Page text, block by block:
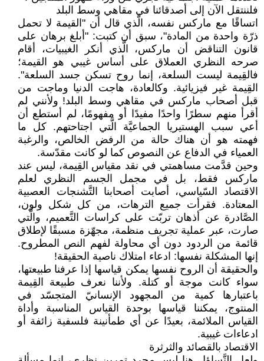
فلننتقل الآن إلى أصدقائنا في مقاهي وسط البلد
اتساقًا مع ماركس نفسه، الَّذي قال أن "القيمة لا تحمل
ذرّة واحدة من المادة"، سبق أن كتبت: "أبلغ برهان على
قانون التناقض أن ماركس، الَّذي أنكر الغيبيات، أقام
صرحه النظري العملاق على أساس غيبي هو القيمة؛
فالقِيمة ليست السلعة، إنما روح تسكن جسد السلعة".
القِيمة غير فيزيائية. وكالعادة، هاجت الدنيا وماجت من
قبل أصحاب ماركس في مقاهي وسط البلد! ولأنني لم
أقرأ منهم سطرًا واحدًا مفيدًا أو مفهومًا، لم أستطع أن
أعي سبب الهستيريا الجماعيَّة الَّتي اجتاحتهم. كل ما
فهمته هو أن هناك حالة من الرفض الخالص، والرغبة
العمياء في الدفاع عن النصوص كما لو كانت مقدّسة.
وحين قدَّمت مساهمتي في نقد مقياس القِيمة، ليس عند
ماركس فقط، بل في مجمل الجسم النظري لعلم
الاقتصاد السّياسي، أصابت أصحابنا التَّشنجات العصبية
المعتادة. فقرأت جميع الترهات، من كل شكل ولون،
الصَّادرة عن أذهان تربّت على كراسات التَّعميم، والَّتي
صارت، عبر عملية تجريف منظمة، مجهّزة مسبقًا لإطلاق
قائمة من الردود دون أي محاولة لفهم النص المطروح.
إنها المشكلة نفسها: ادعاء امتلاك ناصية الحقيقة!
والحقيقة أن الروح نفسها يمكن قياسها إذا عرفنا طبيعتها،
سواء كانت موجة أو كتلة. ولأننا نعرف طبيعة القِيمة
باعتبارها كمية من المجهود الإنسانيّ المتجسّد في
المنتوج، يمكننا قياسها بوحدة القياس المناسبة وأداة
القياس الملائمة، بعيدًا عن أي طمأنينة فلسفية زائفة أو
ادعاءات غيبية.
الاقتصاد بالقصائد والثرثرة